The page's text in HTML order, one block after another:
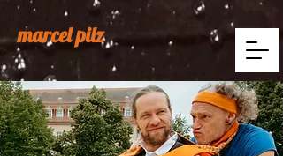
marcel pilz